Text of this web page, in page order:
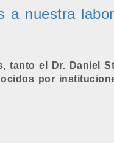
a nuestra labor
tanto el Dr. Daniel
por